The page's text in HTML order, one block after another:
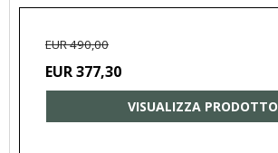
EUR 490,00
EUR 377,30
VISUALIZZA PRODOTTO